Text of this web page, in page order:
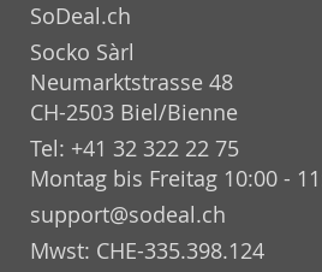
SoDeal.ch
Socko Sàrl
Neumarktstrasse 48
CH-2503 Biel/Bienne
Tel: +41 32 322 22 75
Montag bis Freitag 10:00 -
support@sodeal.ch
Mwst: CHE-335.398.124